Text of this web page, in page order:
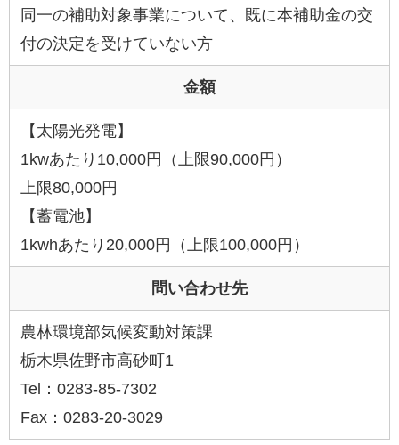
同一の補助対象事業について、既に本補助金の交
付の決定を受けていない方
金額
【太陽光発電】
1kwあたり10,000円（上限90,000円）
上限80,000円
【蓄電池】
1kwhあたり20,000円（上限100,000円）
問い合わせ先
農林環境部気候変動対策課
栃木県佐野市高砂町1
Tel：0283-85-7302
Fax：0283-20-3029